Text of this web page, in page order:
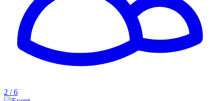
2 / 6